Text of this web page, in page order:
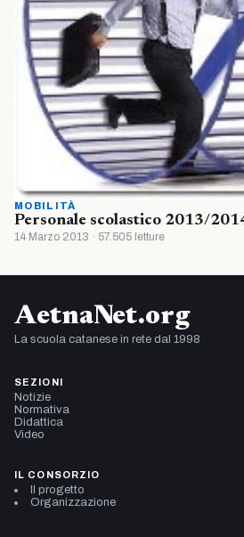
MOBILITÀ
Personale scolastico 2013/
14 Marzo 2013 · 57.505 letture
AetnaNet.org
La scuola catanese in rete dal 1998
SEZIONI
Notizie
Normativa
Didattica
Video
IL CONSORZIO
Il progetto
Organizzazione